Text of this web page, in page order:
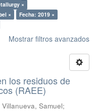
×
×
Fecha: 2019 ×
Mostrar filtros avanzados
los residuos de
(RAEE)
Villanueva, Samuel;